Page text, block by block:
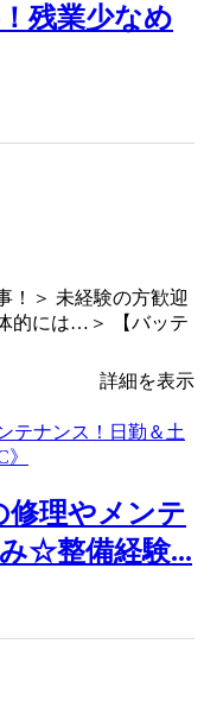
残業少なめ
！＞ 未経験の方歓迎
的には…＞ 【バッテ
詳細を表示
修理やメンテ
☆整備経験...